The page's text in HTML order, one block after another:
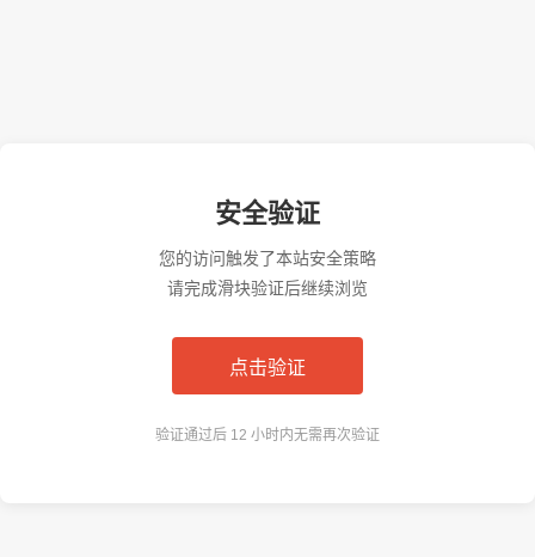
安全验证
您的访问触发了本站安全策略
请完成滑块验证后继续浏览
点击验证
验证通过后 12 小时内无需再次验证